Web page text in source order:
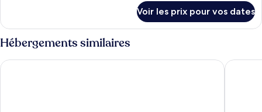
Suite,
2
grands
lits,
le
type
de
Suite,
Voir les prix pour vos dates
Hébergements similaires
The Westin Seoul Parnas ANDAZ